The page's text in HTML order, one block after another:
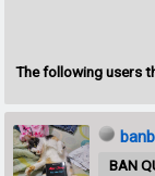
The following users
BAN